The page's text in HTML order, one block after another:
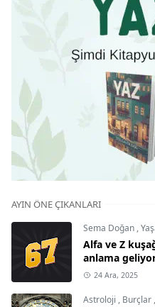
AYIN ÖNE ÇIKANLARI
Sema Doğan ,
Alfa ve Z
anlama
24 Ara, 2025
Astroloji , Burçlar ,